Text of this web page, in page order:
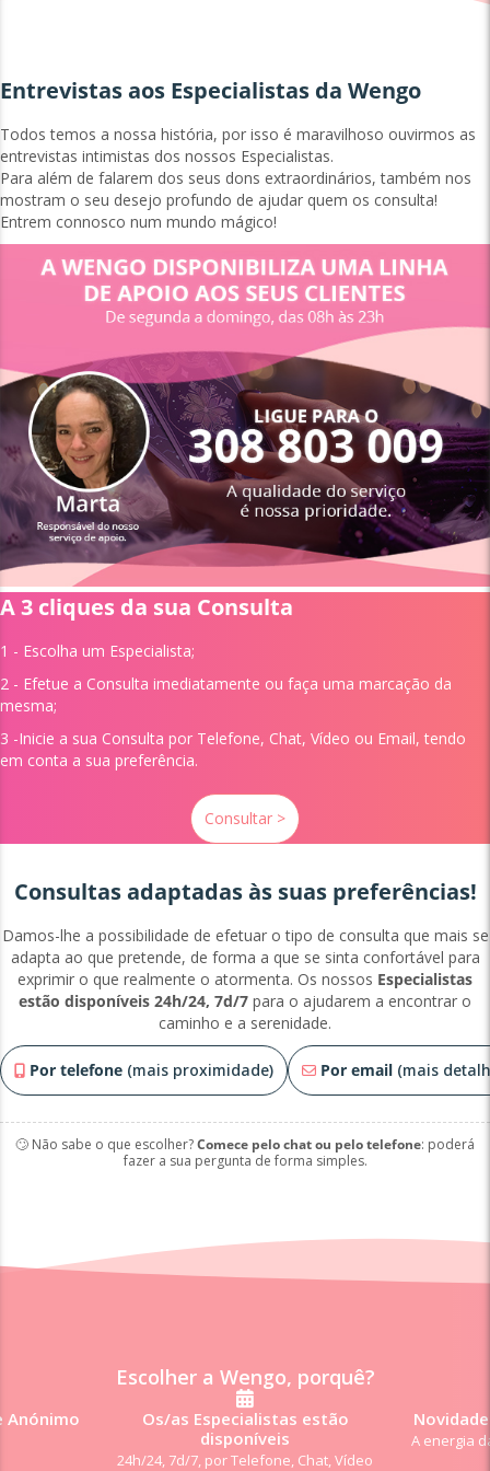
Entrevistas aos Especialistas da Wengo
Todos temos a nossa história, por isso é maravilhoso ouvirmos as
entrevistas intimistas dos nossos Especialistas.
Para além de falarem dos seus dons extraordinários, também nos
mostram o seu desejo profundo de ajudar quem os consulta!
Entrem connosco num mundo mágico!
A 3 cliques da sua Consulta
1 - Escolha um Especialista;
2 - Efetue a Consulta imediatamente ou faça uma marcação da
mesma;
3 -Inicie a sua Consulta por Telefone, Chat, Vídeo ou Email, tendo
em conta a sua preferência.
Consultar >
Consultas adaptadas às suas preferências!
Damos-lhe a possibilidade de efetuar o tipo de consulta que mais se
adapta ao que pretende, de forma a que se sinta confortável para
exprimir o que realmente o atormenta. Os nossos Especialistas
estão disponíveis 24h/24, 7d/7 para o ajudarem a encontrar o
caminho e a serenidade.
Por telefone (mais proximidade) Por email (mais
🙄 Não sabe o que escolher?Comece pelo chat ou pelo telefone: poderá
fazer a sua pergunta de forma simples.
Escolher a Wengo, porquê?
Anónimo
Os/as Especialistas estão
disponíveis
24h/24, 7d/7, por Telefone, Chat, Vídeo
A energia